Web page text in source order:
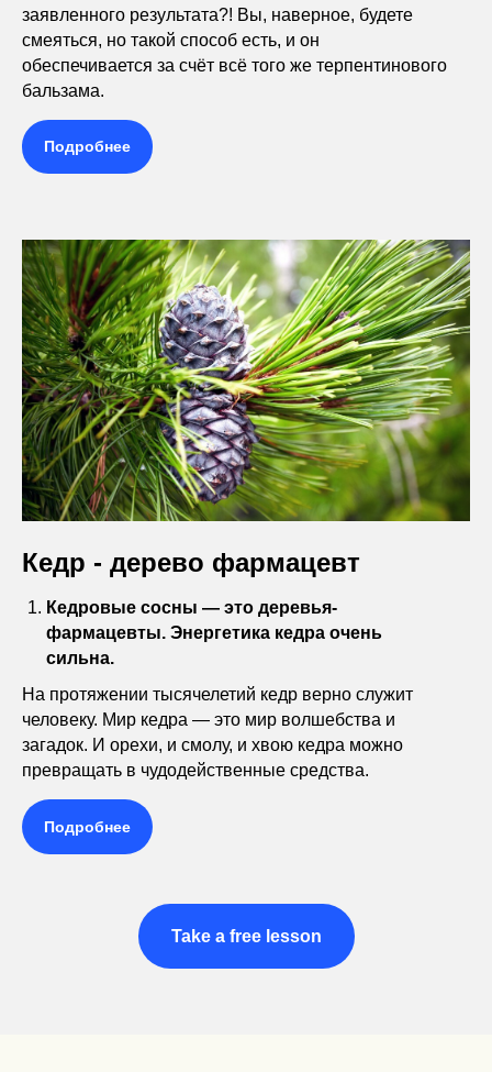
заявленного результата?! Вы, наверное, будете
смеяться, но такой способ есть, и он
обеспечивается за счёт всё того же терпентинового
бальзама.
Подробнее
Кедр - дерево фармацевт
Кедровые сосны — это деревья-
фармацевты. Энергетика кедра очень
сильна.
На протяжении тысячелетий кедр верно служит
человеку. Мир кедра — это мир волшебства и
загадок. И орехи, и смолу, и хвою кедра можно
превращать в чудодейственные средства.
Подробнее
Take a free lesson